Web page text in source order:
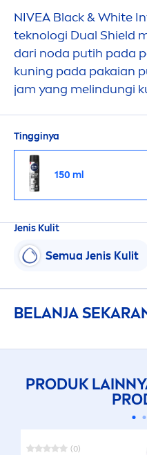
NIVEA Black&White
teknologi Dual Shield
dari noda putih pada
kuning pada pakaian
jam yang melindungi
Tingginya
150 ml
Jenis Kulit
Semua Jenis Kulit
BELANJA
PRODUK
(0)